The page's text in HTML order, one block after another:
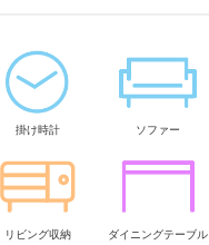
掛け時計 ソファー
リビング収納 ダイニングテーブル